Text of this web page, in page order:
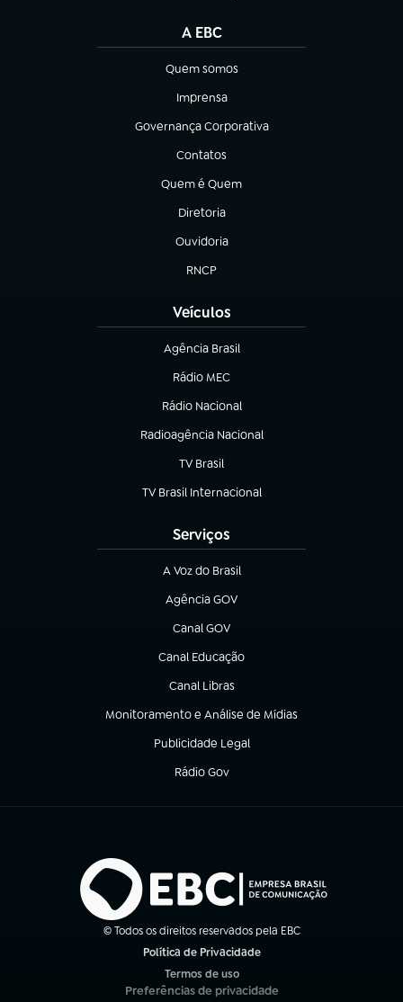
A EBC
Quem somos
(abre em nova aba)
Imprensa
(abre em nova aba)
Governança Corporativa
(abre em nova aba)
Contatos
(abre em nova aba)
Quem é Quem
(abre em nova aba)
Diretoria
(abre em nova aba)
Ouvidoria
(abre em nova aba)
RNCP
(abre em nova aba)
Veículos
Agência Brasil
(abre em nova aba)
Rádio MEC
(abre em nova aba)
Rádio Nacional
Radioagência Nacional
(abre em nova aba)
TV Brasil
(abre em nova aba)
TV Brasil Internacional
(abre em nova aba)
Serviços
A Voz do Brasil
(abre em nova aba)
Agência GOV
(abre em nova aba)
Canal GOV
(abre em nova aba)
Canal Educação
(abre em nova aba)
Canal Libras
(abre em nova aba)
Monitoramento e Análise de Mídias
(abre em nova aba)
Publicidade Legal
(abre em nova aba)
Rádio Gov
(abre em nova aba)
© Todos os direitos reservados pela EBC
Política de Privacidade
Termos de uso
(abre em nova aba)
Preferências de privacidade